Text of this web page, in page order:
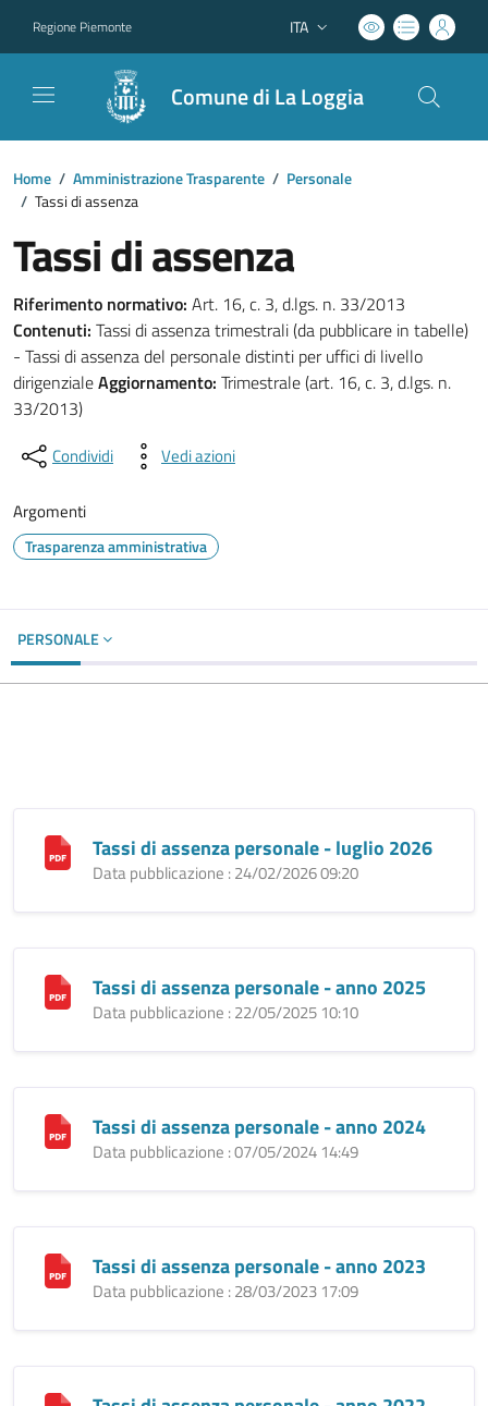
Regione Piemonte Lingua attiva:
ITA
Comune di La Loggia
Home / Amministrazione Trasparente / Personale
/ Tassi di assenza
Tassi di assenza
Riferimento normativo: Art. 16, c. 3, d.lgs. n. 33/2013
Contenuti: Tassi di assenza trimestrali (da pubblicare in tabelle)
- Tassi di assenza del personale distinti per uffici di livello
dirigenzialeAggiornamento: Trimestrale (art. 16, c. 3, d.lgs. n.
33/2013)
Condividi Vedi azioni
Argomenti
Trasparenza amministrativa
PERSONALE
Tassi di assenza personale - luglio 2026
Data pubblicazione : 24/02/2026 09:20
Tassi di assenza personale - anno 2025
Data pubblicazione : 22/05/2025 10:10
Tassi di assenza personale - anno 2024
Data pubblicazione : 07/05/2024 14:49
Tassi di assenza personale - anno 2023
Data pubblicazione : 28/03/2023 17:09